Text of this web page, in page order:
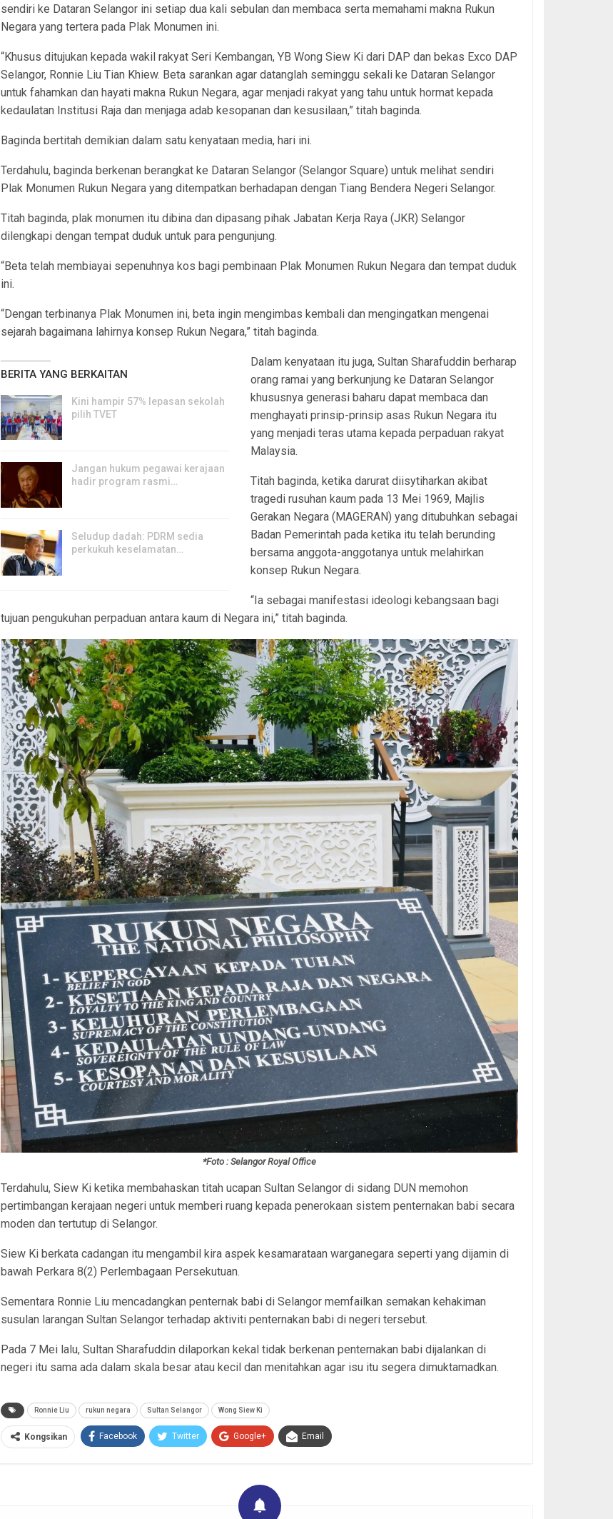
sendiri ke Dataran Selangor ini setiap dua kali sebulan dan membaca serta memahami makna Rukun
Negara yang tertera pada Plak Monumen ini.
“Khusus ditujukan kepada wakil rakyat Seri Kembangan, YB Wong Siew Ki dari DAP dan bekas Exco DAP
Selangor, Ronnie Liu Tian Khiew. Beta sarankan agar datanglah seminggu sekali ke Dataran Selangor
untuk fahamkan dan hayati makna Rukun Negara, agar menjadi rakyat yang tahu untuk hormat kepada
kedaulatan Institusi Raja dan menjaga adab kesopanan dan kesusilaan,” titah baginda.
Baginda bertitah demikian dalam satu kenyataan media, hari ini.
Terdahulu, baginda berkenan berangkat ke Dataran Selangor (Selangor Square) untuk melihat sendiri
Plak Monumen Rukun Negara yang ditempatkan berhadapan dengan Tiang Bendera Negeri Selangor.
Titah baginda, plak monumen itu dibina dan dipasang pihak Jabatan Kerja Raya (JKR) Selangor
dilengkapi dengan tempat duduk untuk para pengunjung.
“Beta telah membiayai sepenuhnya kos bagi pembinaan Plak Monumen Rukun Negara dan tempat duduk
ini.
“Dengan terbinanya Plak Monumen ini, beta ingin mengimbas kembali dan mengingatkan mengenai
sejarah bagaimana lahirnya konsep Rukun Negara,” titah baginda.
BERITA YANG BERKAITAN
Kini hampir 57% lepasan sekolah
pilih TVET
Jangan hukum pegawai kerajaan
hadir program rasmi…
Seludup dadah: PDRM sedia
perkukuh keselamatan…
Dalam kenyataan itu juga, Sultan Sharafuddin berharap
orang ramai yang berkunjung ke Dataran Selangor
khususnya generasi baharu dapat membaca dan
menghayati prinsip-prinsip asas Rukun Negara itu
yang menjadi teras utama kepada perpaduan rakyat
Malaysia.
Titah baginda, ketika darurat diisytiharkan akibat
tragedi rusuhan kaum pada 13 Mei 1969, Majlis
Gerakan Negara (MAGERAN) yang ditubuhkan sebagai
Badan Pemerintah pada ketika itu telah berunding
bersama anggota-anggotanya untuk melahirkan
konsep Rukun Negara.
“Ia sebagai manifestasi ideologi kebangsaan bagi
tujuan pengukuhan perpaduan antara kaum di Negara ini,” titah baginda.
*Foto : Selangor Royal Office
Terdahulu, Siew Ki ketika membahaskan titah ucapan Sultan Selangor di sidang DUN memohon
pertimbangan kerajaan negeri untuk memberi ruang kepada penerokaan sistem penternakan babi secara
moden dan tertutup di Selangor.
Siew Ki berkata cadangan itu mengambil kira aspek kesamarataan warganegara seperti yang dijamin di
bawah Perkara 8(2) Perlembagaan Persekutuan.
Sementara Ronnie Liu mencadangkan penternak babi di Selangor memfailkan semakan kehakiman
susulan larangan Sultan Selangor terhadap aktiviti penternakan babi di negeri tersebut.
Pada 7 Mei lalu, Sultan Sharafuddin dilaporkan kekal tidak berkenan penternakan babi dijalankan di
negeri itu sama ada dalam skala besar atau kecil dan menitahkan agar isu itu segera dimuktamadkan.
Ronnie Liu rukun negara Sultan Selangor Wong Siew Ki
Kongsikan Facebook Twitter Google+ Email